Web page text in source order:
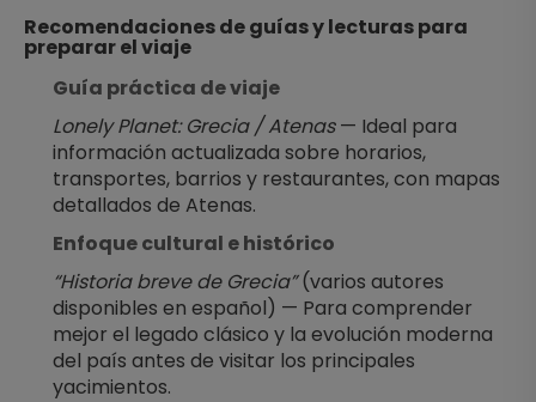
Recomendaciones de guías y lecturas para
preparar el viaje
Guía práctica de viaje
Lonely Planet: Grecia / Atenas — Ideal para
información actualizada sobre horarios,
transportes, barrios y restaurantes, con mapas
detallados de Atenas.
Enfoque cultural e histórico
“Historia breve de Grecia” (varios autores
disponibles en español) — Para comprender
mejor el legado clásico y la evolución moderna
del país antes de visitar los principales
yacimientos.